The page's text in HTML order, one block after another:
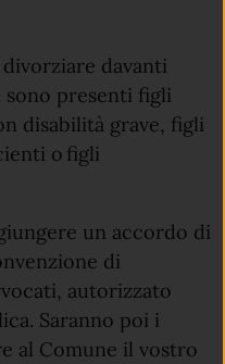
davanti
presenti figli
disabilità grave, figli
o figli
un accordo di
di
autorizzato
Saranno poi i
al Comune il vostro